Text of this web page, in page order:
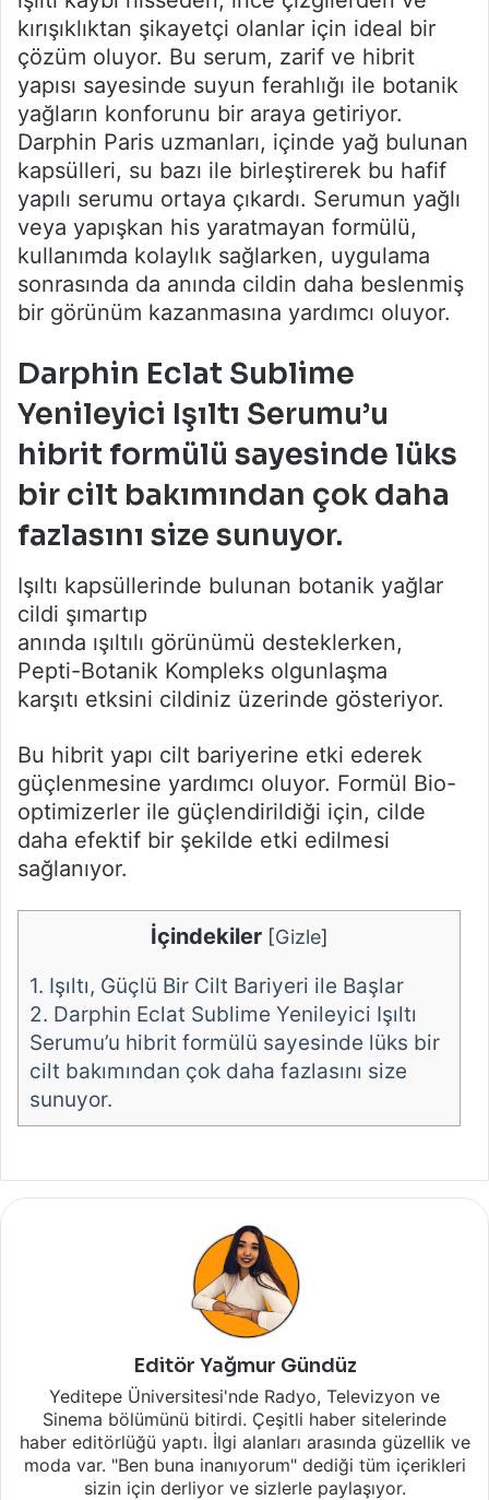
kırışıklıktan şikayetçi olanlar için ideal bir
çözüm oluyor. Bu serum, zarif ve hibrit
yapısı sayesinde suyun ferahlığı ile botanik
yağların konforunu bir araya getiriyor.
Darphin Paris uzmanları, içinde yağ bulunan
kapsülleri, su bazı ile birleştirerek bu hafif
yapılı serumu ortaya çıkardı. Serumun yağlı
veya yapışkan his yaratmayan formülü,
kullanımda kolaylık sağlarken, uygulama
sonrasında da anında cildin daha beslenmiş
bir görünüm kazanmasına yardımcı oluyor.
Darphin Eclat Sublime
Yenileyici Işıltı Serumu’u
hibrit formülü sayesinde lüks
bir cilt bakımından çok daha
fazlasını size sunuyor.
Işıltı kapsüllerinde bulunan botanik yağlar
cildi şımartıp
anında ışıltılı görünümü desteklerken,
Pepti-Botanik Kompleks olgunlaşma
karşıtı etksini cildiniz üzerinde gösteriyor.
Bu hibrit yapı cilt bariyerine etki ederek
güçlenmesine yardımcı oluyor. Formül Bio-
optimizerler ile güçlendirildiği için, cilde
daha efektif bir şekilde etki edilmesi
sağlanıyor.
İçindekiler [Gizle]
1. Işıltı, Güçlü Bir Cilt Bariyeri ile Başlar
2. Darphin Eclat Sublime Yenileyici Işıltı
Serumu’u hibrit formülü sayesinde lüks bir
cilt bakımından çok daha fazlasını size
sunuyor.
Editör Yağmur Gündüz
Yeditepe Üniversitesi'nde Radyo, Televizyon ve
Sinema bölümünü bitirdi. Çeşitli haber sitelerinde
haber editörlüğü yaptı. İlgi alanları arasında güzellik ve
moda var. "Ben buna inanıyorum" dediği tüm içerikleri
sizin için derliyor ve sizlerle paylaşıyor.